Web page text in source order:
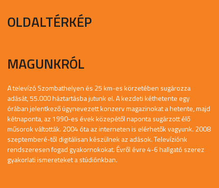
OLDALTÉRKÉP
MAGUNKRÓL
A televízó Szombathelyen és 25 km-es körzetében sugározza
adását, 55.000 háztartásba jutunk el. A kezdeti kéthetente egy
órában jelentkező úgynevezett konzerv magazinokat a hetente, majd
kétnaponta, az 1990-es évek közepétől naponta sugárzott élő
műsorok váltották. 2004 óta az interneten is elérhetők vagyunk. 2008
szeptemberé-től digitálisan készülnek az adások. Televíziónk
rendszeresen fogad gyakornokokat. Évről évre 4-6 hallgató szerez
gyakorlati ismereteket a stúdiónkban.